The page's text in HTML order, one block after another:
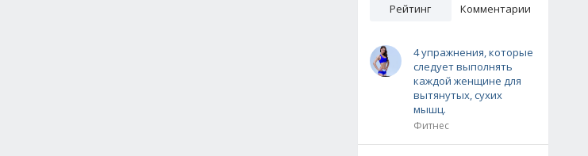
Рейтинг Комментарии
4 упражнения, которые
следует выполнять
каждой женщине для
вытянутых, сухих
мышц.
Фитнес